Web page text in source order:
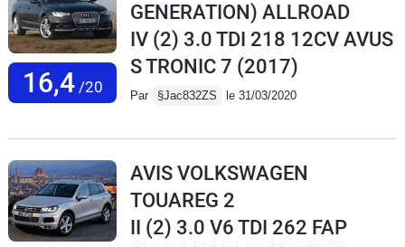
16,4/20
GENERATION) ALLROAD
IV (2) 3.0 TDI 218 12CV AVUS
S TRONIC 7 (2017)
Par §Jac832ZS le 31/03/2020
AVIS VOLKSWAGEN
TOUAREG 2
II (2) 3.0 V6 TDI 262 FAP